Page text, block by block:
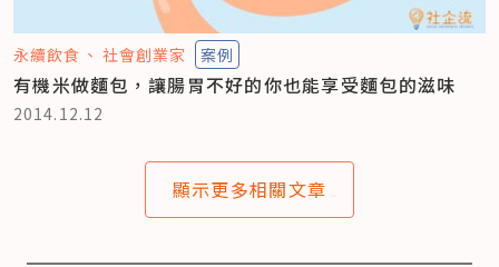
永續飲食 社會創業家 案例
有機米做麵包，讓腸胃不好的你也能享受麵包的滋味
2014.12.12
顯示更多相關文章